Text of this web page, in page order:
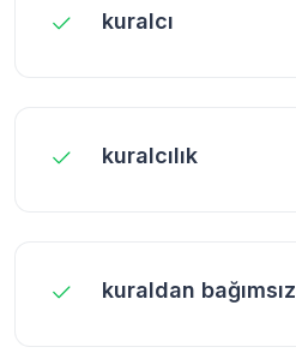
kuralcı
kuralcılık
kuraldan bağımsız